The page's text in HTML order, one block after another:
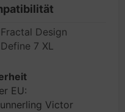
Fractal Design
Define 7 XL
EU:
Victor